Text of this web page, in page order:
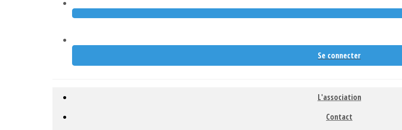
Se connecter
L'association
Contact